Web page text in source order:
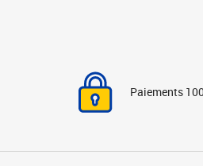
Paiements